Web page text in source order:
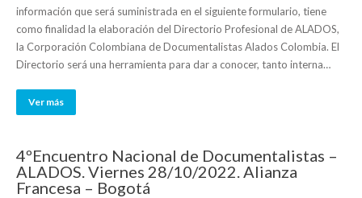
información que será suministrada en el siguiente formulario, tiene
como finalidad la elaboración del Directorio Profesional de ALADOS,
la Corporación Colombiana de Documentalistas Alados Colombia. El
Directorio será una herramienta para dar a conocer, tanto interna…
Ver más
4ºEncuentro Nacional de Documentalistas –
ALADOS. Viernes 28/10/2022. Alianza
Francesa – Bogotá